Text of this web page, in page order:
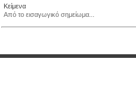
Κείμενα
Από το εισαγωγικό σημείωμα...